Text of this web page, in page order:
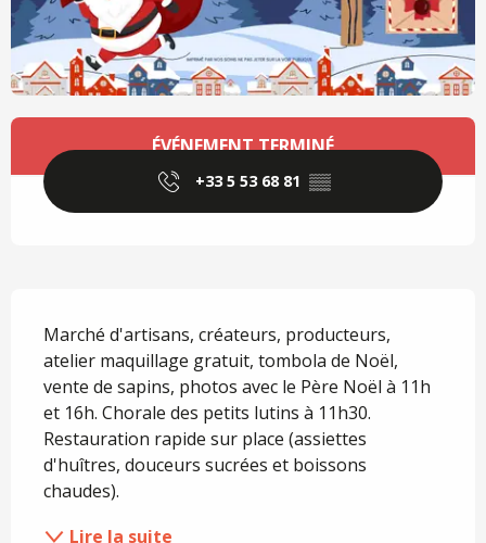
Ouverture et coordonnées
ÉVÉNEMENT TERMINÉ
+33 5 53 68 81 ▒▒
Marché d'artisans, créateurs, producteurs,
atelier maquillage gratuit, tombola de Noël,
vente de sapins, photos avec le Père Noël à 11h
et 16h. Chorale des petits lutins à 11h30.
Restauration rapide sur place (assiettes
d'huîtres, douceurs sucrées et boissons
chaudes).
Lire la suite